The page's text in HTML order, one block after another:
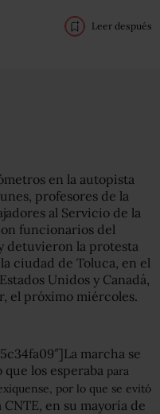
Leer después
en la autopista
profesores de la
al Servicio de la
funcionarios del
detuvieron la protesta
ciudad de Toluca, en el
Unidos y Canadá,
el próximo miércoles.
marcha se
los esperaba para
por lo que se evitó
en su mayoría de